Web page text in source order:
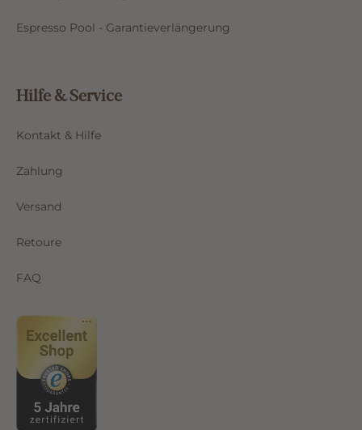
Espresso Pool - Garantieverlängerung
Hilfe & Service
Kontakt & Hilfe
Zahlung
Versand
Retoure
FAQ